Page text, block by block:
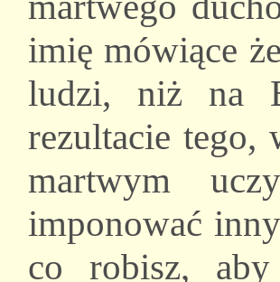
imię mówiące
ludzi, niż na
rezultacie tego,
martwym
imponować
co robisz,